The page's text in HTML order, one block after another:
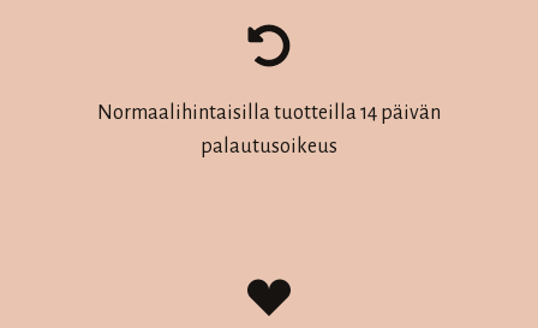
Normaalihintaisilla tuotteilla 14 päivän
palautusoikeus